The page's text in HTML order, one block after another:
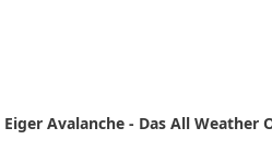
Eiger Avalanche - Das All Weather